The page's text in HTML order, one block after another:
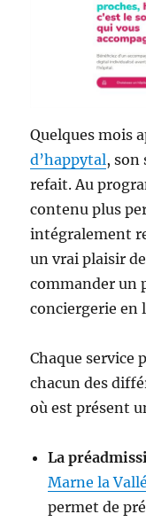
Quelques mois
d’happytal, son
refait. Au
contenu plus
intégralement
un vrai plaisir
commander un
conciergerie en
Chaque service
chacun des
où est présent
La
Marne la
permet de